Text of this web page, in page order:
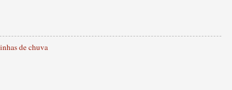
de chuva